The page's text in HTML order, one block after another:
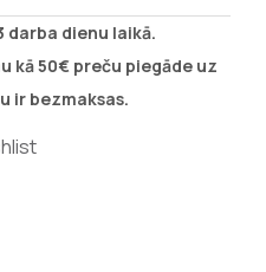
darba dienu laikā.
kā 50€ preču piegāde uz
ir bezmaksas.